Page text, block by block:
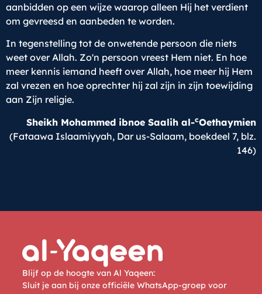
aanbidden op een wijze waarop alleen Hij het verdient
om gevreesd en aanbeden te worden.
In tegenstelling tot de onwetende persoon die niets
weet over Allah. Zo'n persoon vreest Hem niet. En hoe
meer kennis iemand heeft over Allah, hoe meer hij Hem
zal vrezen en hoe oprechter hij zal zijn in zijn toewijding
aan Zijn religie.
Sheikh Mohammed ibnoe Saalih al-cOethaymien
(Fataawa Islaamiyyah, Dar us-Salaam, boekdeel 7, blz.
146)
Blijf op de hoogte van Al Yaqeen:
Sluit je aan bij onze officiële WhatsApp-groep voor